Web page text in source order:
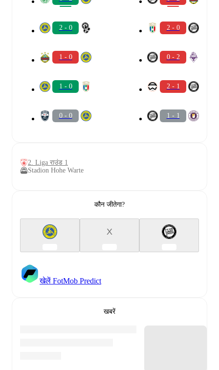
2 - 0
1 - 0
1 - 0
0 - 0
2 - 0
0 - 2
2 - 1
1 - 1
2. Liga राउंड 1
Stadion Hohe Warte
कौन जीतेगा?
X
खेलें FotMob Predict
खबरें